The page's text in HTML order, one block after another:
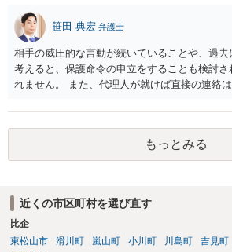
笹田 典宏 弁護士
相手の威圧的な言動が続いていることや、過
考えると、保護命令の申立をすることも検討さ
れません。 また、代理人が就けば直接の連絡
やりとりが相当ご心労になっていると見受け
士や行政の相談窓口にご相談されることをお勧
もっとみる
近くの市区町村を選び直す
比企
東松山市
滑川町 嵐山町 小川町 川島町 吉見町